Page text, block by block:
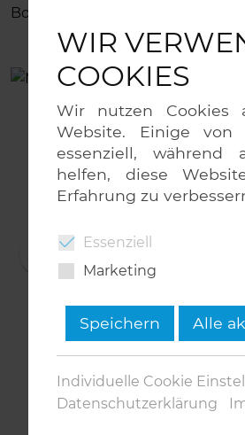
Bogenfenster
WIR
COOKIES
Wir nutzen Cookies
Website. Einige von
essenziell, während
helfen, diese
Erfahrung zu
Essenziell
Marketing
Speichern Alle
Individuelle Cookie
Datenschutzerklärung